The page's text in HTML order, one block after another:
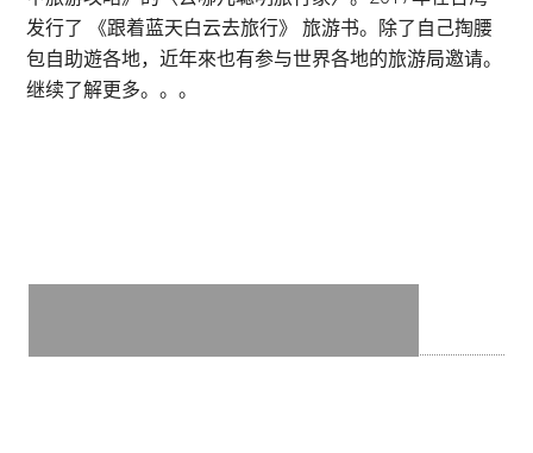
发行了 《跟着蓝天白云去旅行》 旅游书。除了自己掏腰
包自助遊各地，近年來也有参与世界各地的旅游局邀请。
继续了解更多。。。